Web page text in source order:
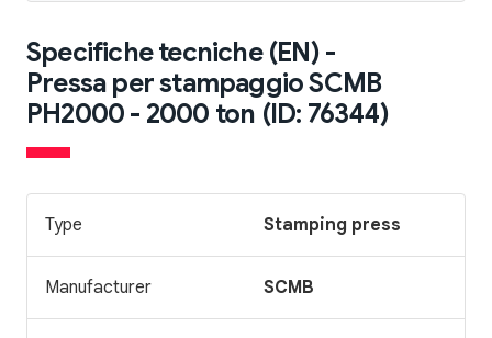
Specifiche tecniche (EN) -
Pressa per stampaggio SCMB
PH2000 - 2000 ton (ID: 76344)
Type Stamping press
Manufacturer SCMB